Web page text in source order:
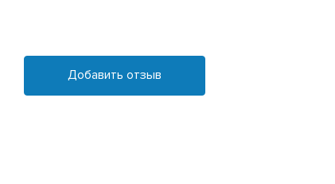
Добавить отзыв